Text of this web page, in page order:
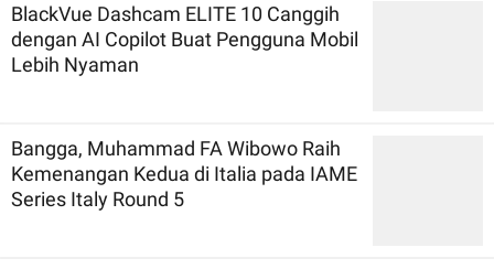
BlackVue Dashcam ELITE 10 Canggih
dengan AI Copilot Buat Pengguna Mobil
Lebih Nyaman
Bangga, Muhammad FA Wibowo Raih
Kemenangan Kedua di Italia pada IAME
Series Italy Round 5